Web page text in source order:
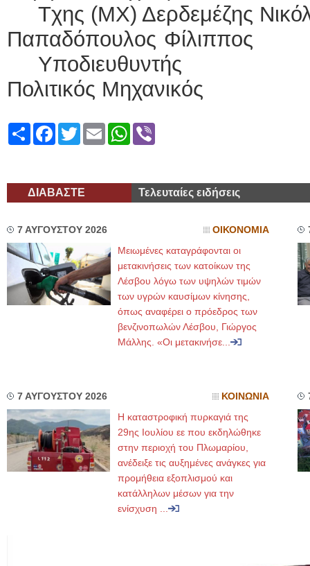
Tχης (ΜΧ) Δερδεμέζης
Υποδιευθυντής
Πολιτικός Μηχανικός
ShareFacebook
TwitterEmailWhatsApp
ΔΙΑΒΑΣΤΕ Τελευταίες ειδήσεις
7 ΑΥΓΟΥΣΤΟΥ 2026 ΟΙΚΟΝΟΜΙΑ
Μειωμένες καταγράφονται οι
μετακινήσεις των κατοίκων της
Λέσβου λόγω των υψηλών τιμών
των υγρών καυσίμων κίνησης,
όπως αναφέρει ο πρόεδρος των
βενζινοπωλών Λέσβου, Γιώργος
Μάλλης. «Οι μετακινήσε...
7 ΑΥΓΟΥΣΤΟΥ 2026 ΚΟΙΝΩΝΙΑ
Η καταστροφική πυρκαγιά της
29ης Ιουλίου εε που εκδηλώθηκε
στην περιοχή του Πλωμαρίου,
ανέδειξε τις αυξημένες ανάγκες για
προμήθεια εξοπλισμού και
κατάλληλων μέσων για την
ενίσχυση ...